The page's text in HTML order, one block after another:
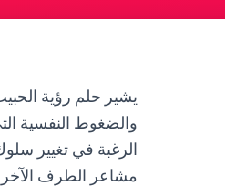
يشير حلم رؤية
والضغوط النفسية
الرغبة في تغيير
مشاعر الطرف الآخر